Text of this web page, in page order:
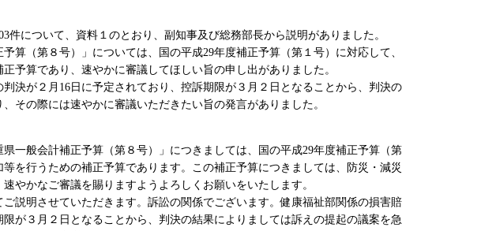
について、資料１のとおり、副知事及び総務部長から説明がありました。
算（第８号）」については、国の平成29年度補正予算（第１号）に対応して、
予算であり、速やかに審議してほしい旨の申し出がありました。
決が２月16日に予定されており、控訴期限が３月２日となることから、判決の
その際には速やかに審議いただきたい旨の発言がありました。
一般会計補正予算（第８号）」につきましては、国の平成29年度補正予算（第
を行うための補正予算であります。この補正予算につきましては、防災・減災
やかなご審議を賜りますようよろしくお願いをいたします。
説明させていただきます。訴訟の関係でございます。健康福祉部関係の損害賠
が３月２日となることから、判決の結果によりましては訴えの提起の議案を急